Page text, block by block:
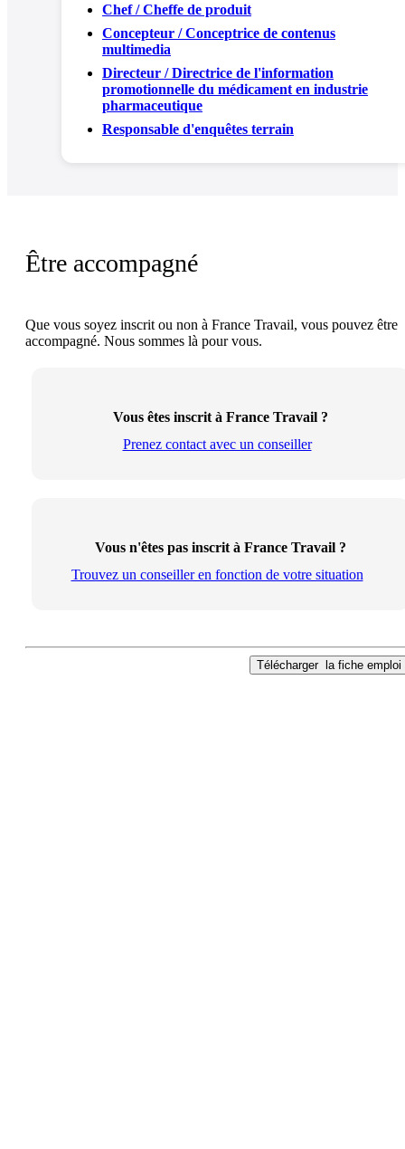
Chef / Cheffe de produit
Concepteur / Conceptrice de contenus
multimedia
Directeur / Directrice de l'information
promotionnelle du médicament en industrie
pharmaceutique
Responsable d'enquêtes terrain
Être accompagné
Que vous soyez inscrit ou non à France Travail, vous pouvez être
accompagné. Nous sommes là pour vous.
Vous êtes inscrit à France Travail ?
Prenez contact avec un conseiller
Vous n'êtes pas inscrit à France Travail ?
Trouvez un conseiller en fonction de votre situation
Télécharger la fiche emploi